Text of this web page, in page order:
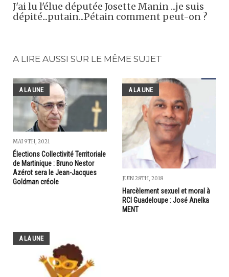
J'ai lu l'élue députée Josette Manin ...je suis
dépité...putain...Pétain comment peut-on ?
A LIRE AUSSI SUR LE MÊME SUJET
A LA UNE
MAI 9TH, 2021
Élections Collectivité Territoriale
de Martinique : Bruno Nestor
Azérot sera le Jean-Jacques
Goldman créole
A LA UNE
JUIN 28TH, 2018
Harcèlement sexuel et moral à
RCI Guadeloupe : José Anelka
MENT
A LA UNE